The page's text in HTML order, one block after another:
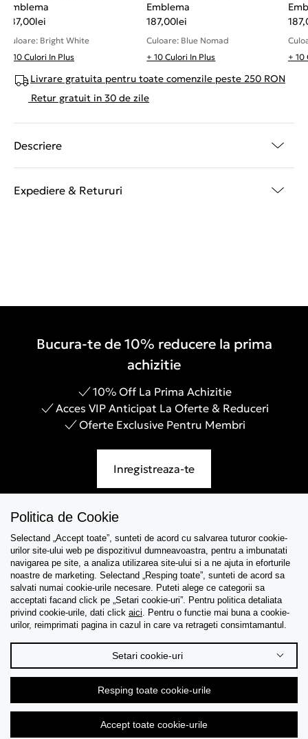
Emblema
187,00lei
Culoare: Bright White
+ 10 Culori In Plus
Emblema
187,00lei
Culoare: Blue Nomad
+ 10 Culori In Plus
+ 10
Livrare gratuita pentru toate comenzile peste 250 RON
Retur gratuit in 30 de zile
Descriere
Expediere & Retururi
Bucura-te de 10% reducere la prima
achizitie
10% Off La Prima Achizitie
Acces VIP Anticipat La Oferte & Reduceri
Oferte Exclusive Pentru Membri
Inregistreaza-te
Asistenta
Colectii
Tips & Guides
Despre noi
Limba
Politica de Cookie
Selectand „Accept toate”, sunteti de acord cu salvarea tuturor cookie-
urilor site-ului web pe dispozitivul dumneavoastra, pentru a imbunatati
navigarea pe site, a analiza utilizarea site-ului si a ne ajuta in eforturile
noastre de marketing. Selectand „Resping toate”, sunteti de acord sa
salvati numai cookie-urile necesare. Puteti alege ce categorii sa
acceptati facand click pe „Setari cookie-uri”. Pentru politica detaliata
privind cookie-urile, dati click aici. Pentru o functie mai buna a cookie-
urilor, reimprimati pagina in cazul in care va retrageti consimtamantul.
Setari cookie-uri
Resping toate cookie-urile
Accept toate cookie-urile